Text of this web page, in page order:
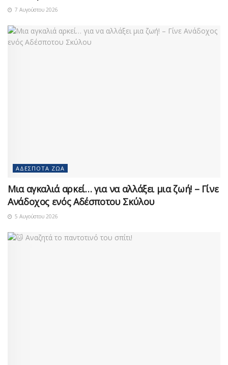
7 Αυγούστου 2026
ΑΔΈΣΠΟΤΑ ΖΏΑ
Μια αγκαλιά αρκεί… για να αλλάξει μια ζωή! – Γίνε
Ανάδοχος ενός Αδέσποτου Σκύλου
5 Αυγούστου 2026